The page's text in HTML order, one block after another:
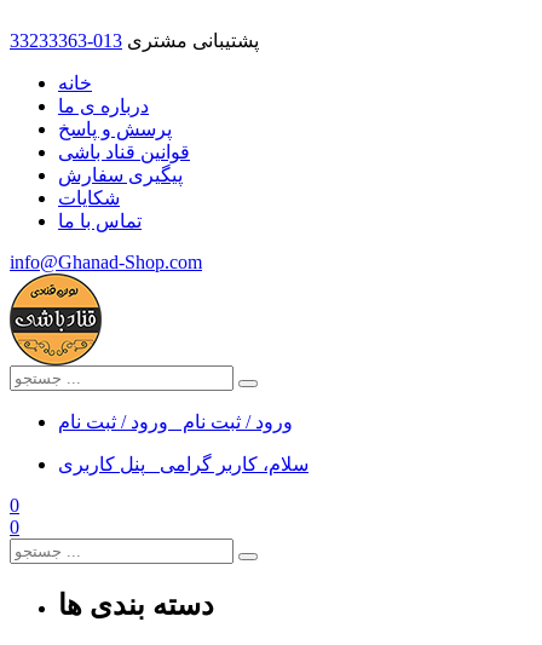
33233363-013 پشتیبانی مشتری
خانه
درباره ی ما
پرسش و پاسخ
قوانین قناد باشی
پیگیری سفارش
شکایات
تماس با ما
info@Ghanad-Shop.com
ورود / ثبت نام ورود / ثبت نام
سلام، کاربر گرامی
پنل کاربری
0
0
دسته بندی ها